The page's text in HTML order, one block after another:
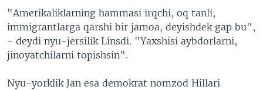
"Amerikaliklarning hammasi irqchi, oq tanli,
immigrantlarga qarshi bir jamoa, deyishdek gap bu",
- deydi nyu-jersilik Linsdi. "Yaxshisi aybdorlarni,
jinoyatchilarni topishsin".
Nyu-yorklik Jan esa demokrat nomzod Hillari